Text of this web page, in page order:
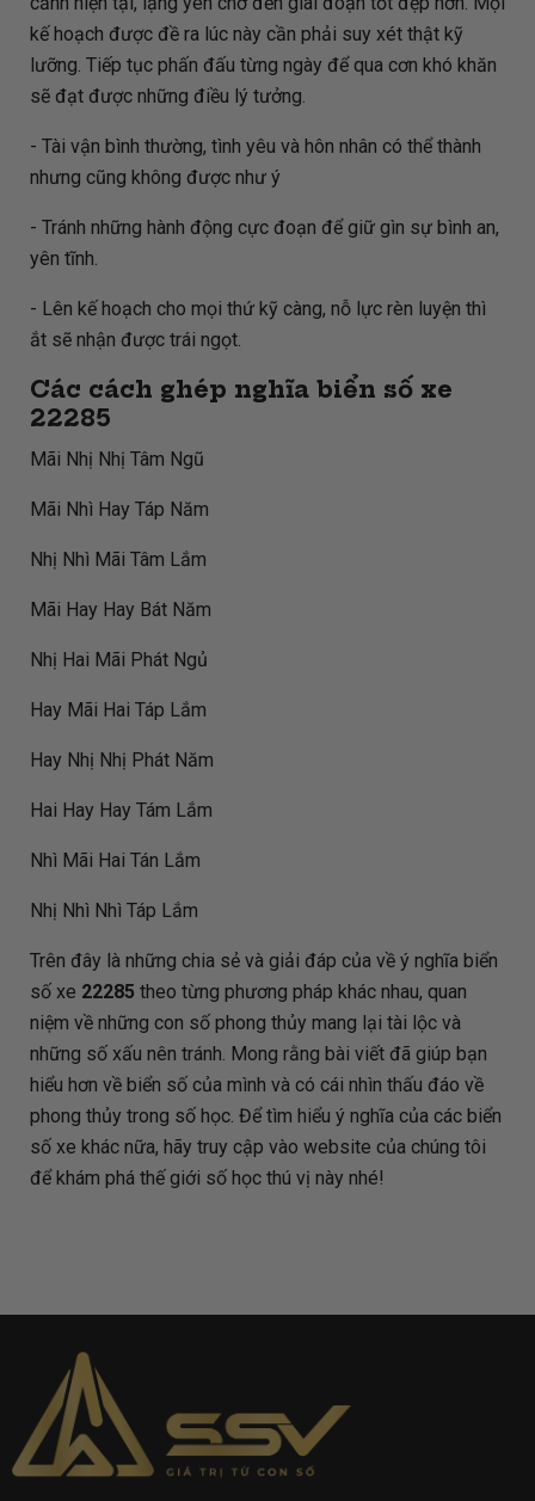
kế hoạch được đề ra lúc này cần phải suy xét thật kỹ
lưỡng. Tiếp tục phấn đấu từng ngày để qua cơn khó khăn
sẽ đạt được những điều lý tưởng.
- Tài vận bình thường, tình yêu và hôn nhân có thể thành
nhưng cũng không được như ý
- Tránh những hành động cực đoạn để giữ gìn sự bình an,
yên tĩnh.
- Lên kế hoạch cho mọi thứ kỹ càng, nỗ lực rèn luyện thì
ắt sẽ nhận được trái ngọt.
Các cách ghép nghĩa biển số xe
22285
Mãi Nhị Nhị Tâm Ngũ
Mãi Nhì Hay Táp Năm
Nhị Nhì Mãi Tâm Lắm
Mãi Hay Hay Bát Năm
Nhị Hai Mãi Phát Ngủ
Hay Mãi Hai Táp Lắm
Hay Nhị Nhị Phát Năm
Hai Hay Hay Tám Lắm
Nhì Mãi Hai Tán Lắm
Nhị Nhì Nhì Táp Lắm
Trên đây là những chia sẻ và giải đáp của về ý nghĩa biển
số xe 22285 theo từng phương pháp khác nhau, quan
niệm về những con số phong thủy mang lại tài lộc và
những số xấu nên tránh. Mong rằng bài viết đã giúp bạn
hiểu hơn về biển số của mình và có cái nhìn thấu đáo về
phong thủy trong số học. Để tìm hiểu ý nghĩa của các biển
số xe khác nữa, hãy truy cập vào website của chúng tôi
để khám phá thế giới số học thú vị này nhé!